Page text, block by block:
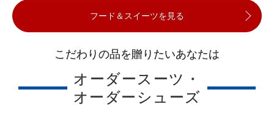
フード＆スイーツを見る
こだわりの品を贈りたいあなたは
オーダースーツ・
オーダーシューズ